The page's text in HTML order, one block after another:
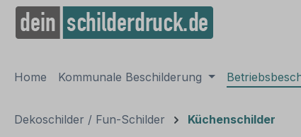
Zur Hauptnavigation springen
Home Kommunale Beschilderung
Dekoschilder / Fun-Schilder Küchenschilder